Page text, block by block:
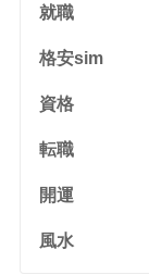
就職
格安sim
資格
転職
開運
風水